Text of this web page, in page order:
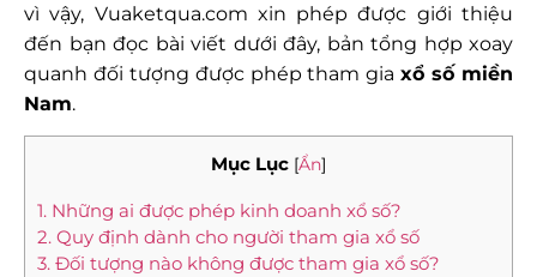
vì vậy, Vuaketqua.com xin phép được giới thiệu
đến bạn đọc bài viết dưới đây, bản tổng hợp xoay
quanh đối tượng được phép tham giaxổ số miền
Nam.
Mục Lục [Ẩn]
1. Những ai được phép kinh doanh xổ số?
2. Quy định dành cho người tham gia xổ số
3. Đối tượng nào không được tham gia xổ số?